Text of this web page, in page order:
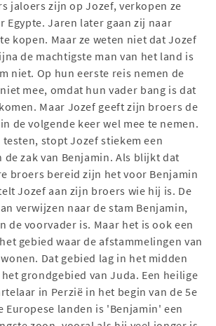
jaloers zijn op Jozef, verkopen ze
Egypte. Jaren later gaan zij naar
kopen. Maar ze weten niet dat Jozef
de machtigste man van het land is
niet. Op hun eerste reis nemen de
mee, omdat hun vader bang is dat
Maar Jozef geeft zijn broers de
de volgende keer wel mee te nemen.
stopt Jozef stiekem een
de zak van Benjamin. Als blijkt dat
broers bereid zijn het voor Benjamin
Jozef aan zijn broers wie hij is. De
verwijzen naar de stam Benjamin,
de voorvader is. Maar het is ook een
gebied waar de afstammelingen van
Dat gebied lag in het midden
grondgebied van Juda. Een heilige
in Perzië in het begin van de 5e
Europese landen is 'Benjamin' een